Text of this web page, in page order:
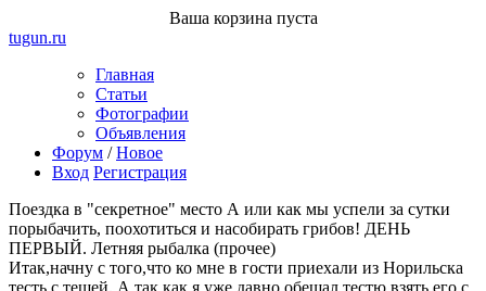
Ваша корзина пуста
tugun.ru
Главная
Статьи
Фотографии
Объявления
Форум /Новое
Вход Регистрация
Поездка в "секретное" место А или как мы успели за сутки
порыбачить, поохотиться и насобирать грибов! ДЕНЬ
ПЕРВЫЙ. Летняя рыбалка (прочее)
Итак,начну с того,что ко мне в гости приехали из Норильска
тесть с тещей. А так как я уже давно обещал тестю взять его с